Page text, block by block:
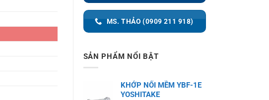
MS. THẢO (0909 211 918)
SẢN PHẨM NỔI BẬT
KHỚP NỐI MỀM YBF-1E
YOSHITAKE